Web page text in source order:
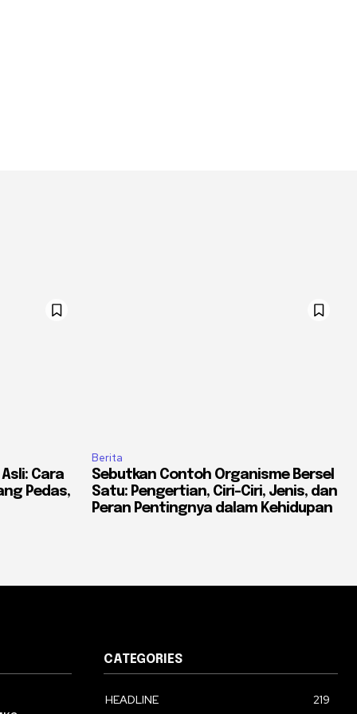
Cara
Pedas,
Berita
Sebutkan Contoh Organisme Bersel
Satu: Pengertian, Ciri-Ciri, Jenis, dan
Peran Pentingnya dalam Kehidupan
CATEGORIES
HEADLINE 219